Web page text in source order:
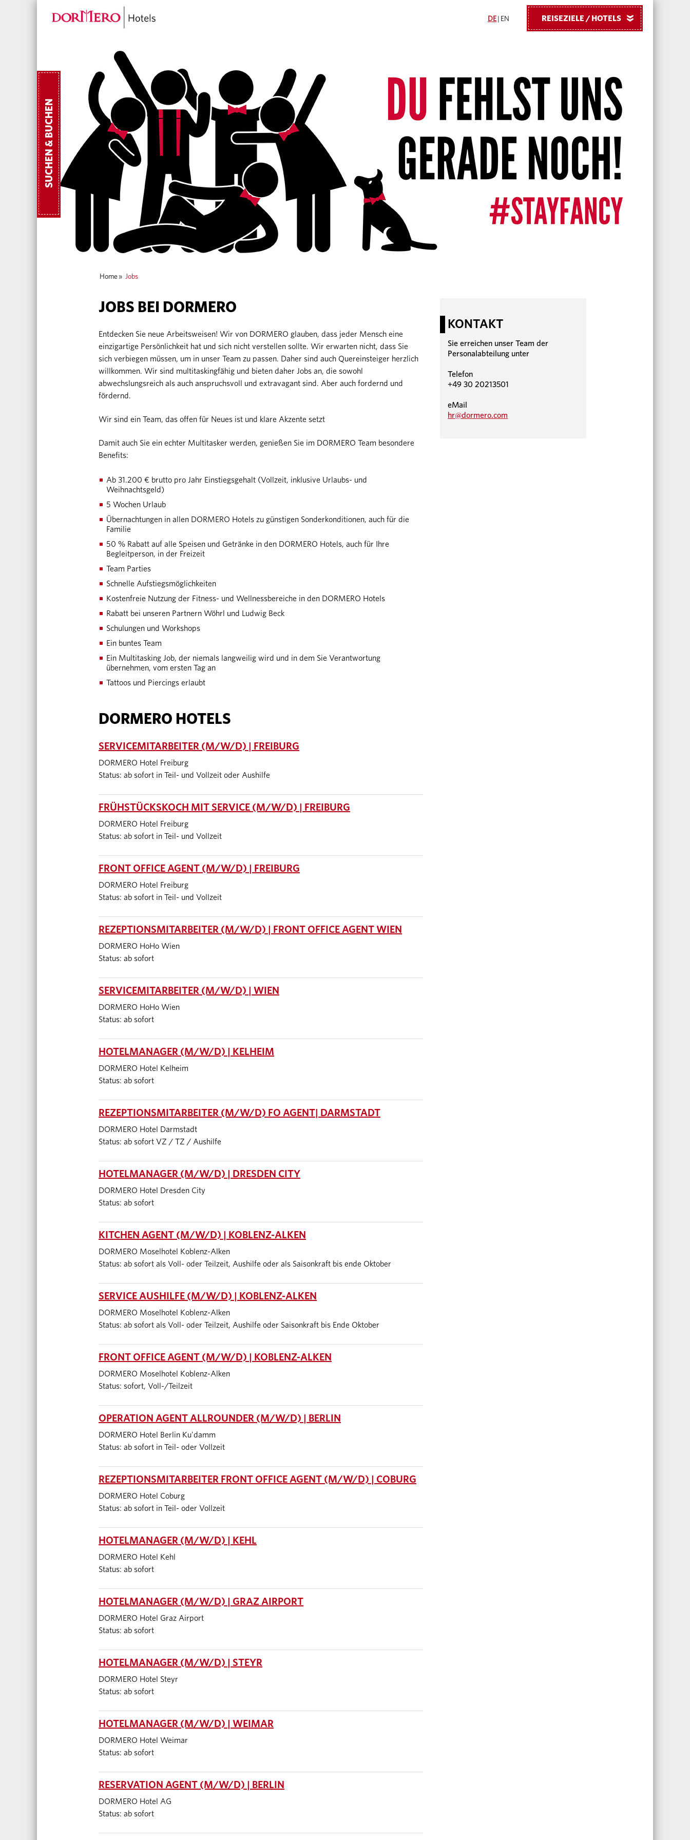
DE EN REISEZIELE / HOTELS »
SUCHEN & BUCHEN
Home » Jobs
JOBS BEI DORMERO
Entdecken Sie neue Arbeitsweisen! Wir von DORMERO glauben, dass jeder Mensch eine
einzigartige Persönlichkeit hat und sich nicht verstellen sollte. Wir erwarten nicht, dass Sie
sich verbiegen müssen, um in unser Team zu passen. Daher sind auch Quereinsteiger herzlich
willkommen. Wir sind multitaskingfähig und bieten daher Jobs an, die sowohl
abwechslungsreich als auch anspruchsvoll und extravagant sind. Aber auch fordernd und
fördernd.
Wir sind ein Team, das offen für Neues ist und klare Akzente setzt
Damit auch Sie ein echter Multitasker werden, genießen Sie im DORMERO Team besondere
Benefits:
Ab 31.200 € brutto pro Jahr Einstiegsgehalt (Vollzeit, inklusive Urlaubs- und
Weihnachtsgeld)
5 Wochen Urlaub
Übernachtungen in allen DORMERO Hotels zu günstigen Sonderkonditionen, auch für die
Familie
50 % Rabatt auf alle Speisen und Getränke in den DORMERO Hotels, auch für Ihre
Begleitperson, in der Freizeit
Team Parties
Schnelle Aufstiegsmöglichkeiten
Kostenfreie Nutzung der Fitness- und Wellnessbereiche in den DORMERO Hotels
Rabatt bei unseren Partnern Wöhrl und Ludwig Beck
Schulungen und Workshops
Ein buntes Team
Ein Multitasking Job, der niemals langweilig wird und in dem Sie Verantwortung
übernehmen, vom ersten Tag an
Tattoos und Piercings erlaubt
DORMERO HOTELS
SERVICEMITARBEITER (M/W/D) | FREIBURG
DORMERO Hotel Freiburg
Status: ab sofort in Teil- und Vollzeit oder Aushilfe
FRÜHSTÜCKSKOCH MIT SERVICE (M/W/D) | FREIBURG
DORMERO Hotel Freiburg
Status: ab sofort in Teil- und Vollzeit
FRONT OFFICE AGENT (M/W/D) | FREIBURG
DORMERO Hotel Freiburg
Status: ab sofort in Teil- und Vollzeit
REZEPTIONSMITARBEITER (M/W/D) | FRONT OFFICE AGENT WIEN
DORMERO HoHo Wien
Status: ab sofort
SERVICEMITARBEITER (M/W/D) | WIEN
DORMERO HoHo Wien
Status: ab sofort
HOTELMANAGER (M/W/D) | KELHEIM
DORMERO Hotel Kelheim
Status: ab sofort
REZEPTIONSMITARBEITER (M/W/D) FO AGENT| DARMSTADT
DORMERO Hotel Darmstadt
Status: ab sofort VZ / TZ / Aushilfe
HOTELMANAGER (M/W/D) | DRESDEN CITY
DORMERO Hotel Dresden City
Status: ab sofort
KITCHEN AGENT (M/W/D) | KOBLENZ-ALKEN
DORMERO Moselhotel Koblenz-Alken
Status: ab sofort als Voll- oder Teilzeit, Aushilfe oder als Saisonkraft bis ende Oktober
SERVICE AUSHILFE (M/W/D) | KOBLENZ-ALKEN
DORMERO Moselhotel Koblenz-Alken
Status: ab sofort als Voll- oder Teilzeit, Aushilfe oder Saisonkraft bis Ende Oktober
FRONT OFFICE AGENT (M/W/D) | KOBLENZ-ALKEN
DORMERO Moselhotel Koblenz-Alken
Status: sofort, Voll-/Teilzeit
OPERATION AGENT ALLROUNDER (M/W/D) | BERLIN
DORMERO Hotel Berlin Ku'damm
Status: ab sofort in Teil- oder Vollzeit
REZEPTIONSMITARBEITER FRONT OFFICE AGENT (M/W/D) | COBURG
DORMERO Hotel Coburg
Status: ab sofort in Teil- oder Vollzeit
HOTELMANAGER (M/W/D) | KEHL
DORMERO Hotel Kehl
Status: ab sofort
HOTELMANAGER (M/W/D) | GRAZ AIRPORT
DORMERO Hotel Graz Airport
Status: ab sofort
HOTELMANAGER (M/W/D) | STEYR
DORMERO Hotel Steyr
Status: ab sofort
HOTELMANAGER (M/W/D) | WEIMAR
DORMERO Hotel Weimar
Status: ab sofort
RESERVATION AGENT (M/W/D) | BERLIN
DORMERO Hotel AG
Status: ab sofort
KONTAKT
Sie erreichen unser Team der
Personalabteilung unter
Telefon
+49 30 20213501
eMail
hr@dormero.com